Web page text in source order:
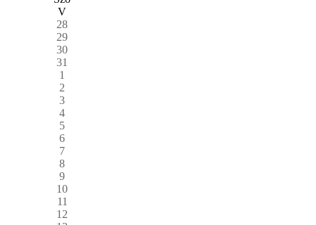
V
28
29
30
31
1
2
3
4
5
6
7
8
9
10
11
12